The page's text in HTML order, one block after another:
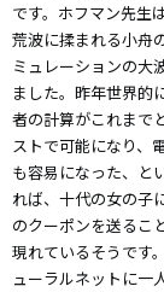
です。ホフマン先生
荒波に揉まれる小舟
ミュレーションの大
ました。昨年世界的
者の計算がこれまで
ストで可能になり、
も容易になった、と
れば、十代の女の子
のクーポンを送るこ
現れているそうです
ューラルネットに一